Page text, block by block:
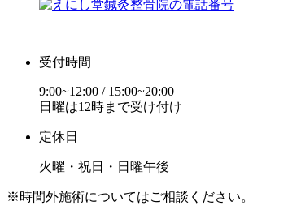
受付時間
9:00~12:00 / 15:00~20:00
日曜は12時まで受け付け
定休日
火曜・祝日・日曜午後
※時間外施術についてはご相談ください。